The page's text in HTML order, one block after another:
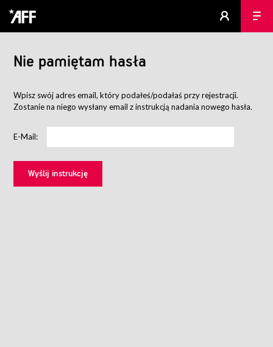
Nie pamiętam hasła
Wpisz swój adres email, który podałeś/podałaś przy rejestracji.
Zostanie na niego wysłany email z instrukcją nadania nowego hasła.
E-Mail: